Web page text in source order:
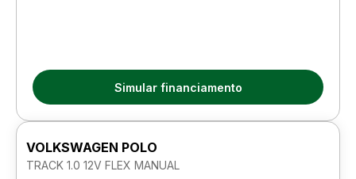
Simular financiamento
VOLKSWAGEN POLO
TRACK 1.0 12V FLEX MANUAL